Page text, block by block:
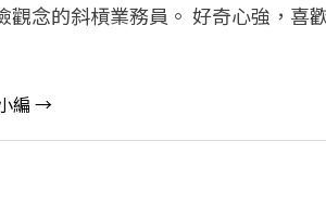
觀念的斜槓業務員。 好奇心強，喜
編 →